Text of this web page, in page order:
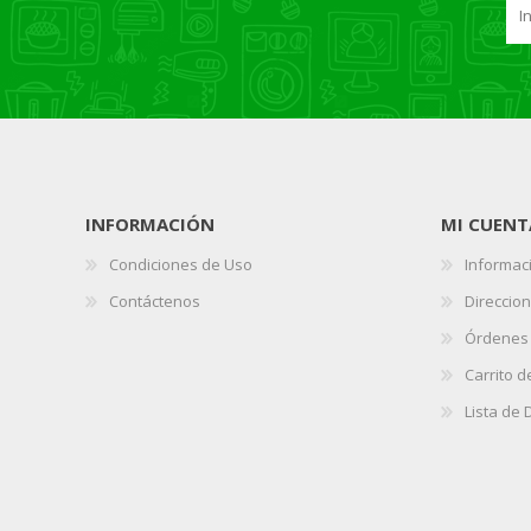
INFORMACIÓN
Condiciones de Uso
Contáctenos
MI
Órdenes
Carrito
Lista de